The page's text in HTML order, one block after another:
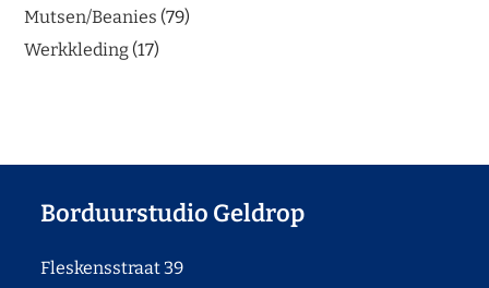
Mutsen/Beanies 79
Werkkleding 17
Borduurstudio Geldrop
Fleskensstraat 39